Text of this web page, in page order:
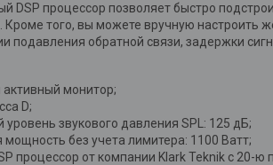
DSP процессор позволяет быстро
Кроме того, вы можете вручную
подавления обратной связи, задержки
монитор;
D;
звукового давления SPL: 125 дБ;
без учета лимитера: 1100 Ватт;
процессор от компании Klark Teknik с 20-